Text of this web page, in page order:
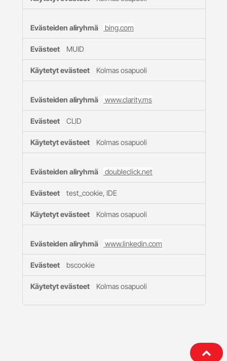
bing.com
MUID
Kolmas osapuoli
www.clarity.ms
CLID
Kolmas osapuoli
doubleclick.net
test_cookie, IDE
Kolmas osapuoli
www.linkedin.com
bscookie
Kolmas osapuoli